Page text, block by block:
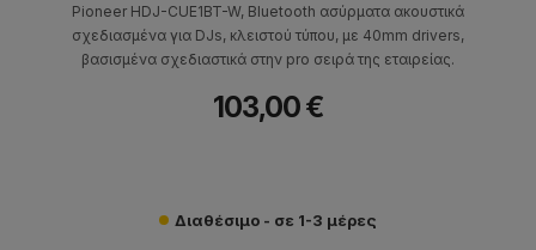
Pioneer HDJ-CUE1BT-W, Bluetooth ασύρματα ακουστικά
σχεδιασμένα για DJs, κλειστού τύπου, με 40mm drivers,
βασισμένα σχεδιαστικά στην pro σειρά της εταιρείας.
103,00 €
Διαθέσιμο - σε 1-3 μέρες